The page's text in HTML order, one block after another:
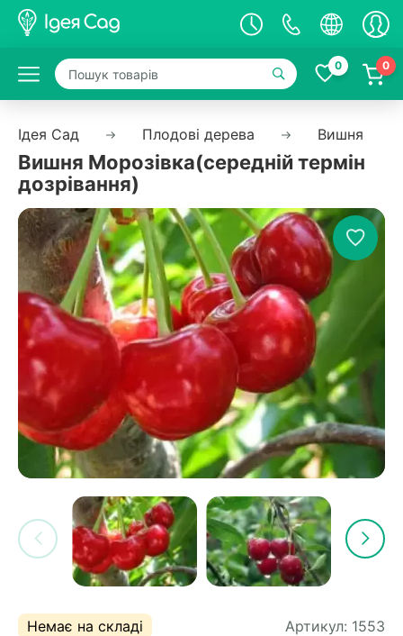
0 0
Ідея Сад Плодові дерева Вишня
Вишня Морозівка(середній термін
дозрівання)
Немає на складі Артикул: 1553